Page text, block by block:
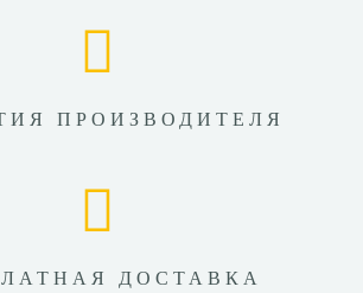
ПРОИЗВОДИТЕЛЯ
ДОСТАВКА